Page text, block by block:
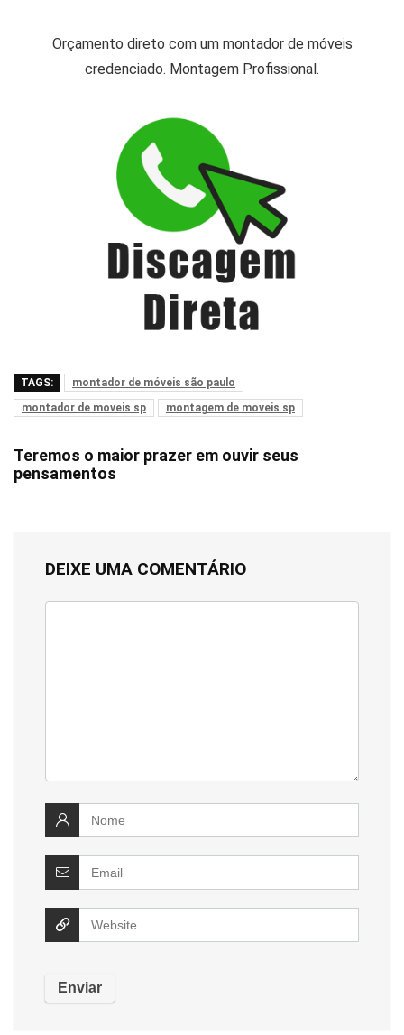
k
p
Orçamento direto com um montador de móveis
credenciado. Montagem Profissional.
TAGS:
montador de móveis são paulo
montador de moveis sp
montagem de moveis sp
Teremos o maior prazer em ouvir seus
pensamentos
DEIXE UMA COMENTÁRIO